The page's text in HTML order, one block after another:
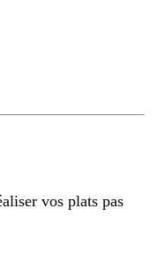
vos plats pas